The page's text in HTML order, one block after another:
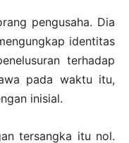
pengusaha. Dia
identitas
terhadap
pada waktu itu,
inisial.
tersangka itu nol.